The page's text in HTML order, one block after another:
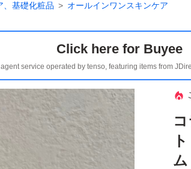
、基礎化粧品 オールインワンスキンケア
Click here for Buyee
service operated by tenso, featuring items from